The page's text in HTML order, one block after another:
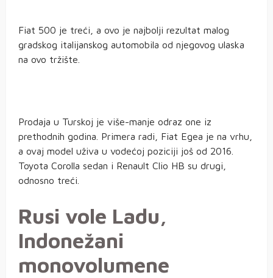
Fiat 500 je treći, a ovo je najbolji rezultat malog
gradskog italijanskog automobila od njegovog ulaska
na ovo tržište.
Prodaja u Turskoj je više-manje odraz one iz
prethodnih godina. Primera radi, Fiat Egea je na vrhu,
a ovaj model uživa u vodećoj poziciji još od 2016.
Toyota Corolla sedan i Renault Clio HB su drugi,
odnosno treći.
Rusi vole Ladu,
Indonežani
monovolumene